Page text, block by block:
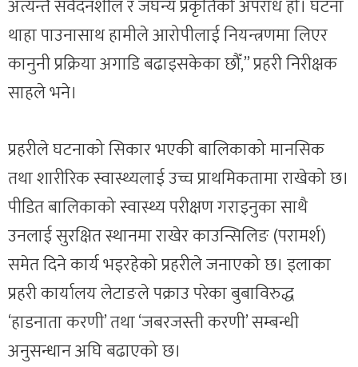
अत्यन्तै संवेदनशील र जघन्य प्रकृतिको अपराध हो। घटना
थाहा पाउनासाथ हामीले आरोपीलाई नियन्त्रणमा लिएर
कानुनी प्रक्रिया अगाडि बढाइसकेका छौँ,” प्रहरी निरीक्षक
साहले भने।
प्रहरीले घटनाको सिकार भएकी बालिकाको मानसिक
तथा शारीरिक स्वास्थ्यलाई उच्च प्राथमिकतामा राखेको छ।
पीडित बालिकाको स्वास्थ्य परीक्षण गराइनुका साथै
उनलाई सुरक्षित स्थानमा राखेर काउन्सिलिङ (परामर्श)
समेत दिने कार्य भइरहेको प्रहरीले जनाएको छ। इलाका
प्रहरी कार्यालय लेटाङले पक्राउ परेका बुबाविरुद्ध
‘हाडनाता करणी’ तथा ‘जबरजस्ती करणी’ सम्बन्धी
अनुसन्धान अघि बढाएको छ।